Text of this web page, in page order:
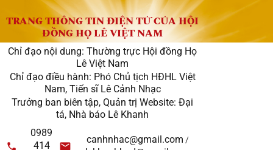
TRANG THÔNG TIN ĐIỆN TỬ CỦA HỘI
ĐỒNG HỌ LÊ VIỆT NAM
Chỉ đạo nội dung: Thường trực Hội đồng Họ
Lê Việt Nam
Chỉ đạo điều hành: Phó Chủ tịch HĐHL Việt
Nam, Tiến sĩ Lê Cảnh Nhạc
Trưởng ban biên tập, Quản trị Website: Đại
tá, Nhà báo Lê Khanh
0989
414
canhnhac@gmail.com /